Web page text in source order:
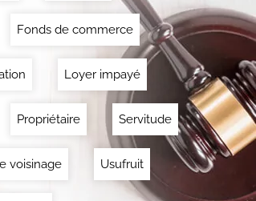
Fonds de commerce
Loyer impayé
Propriétaire Servitude
voisinage Usufruit